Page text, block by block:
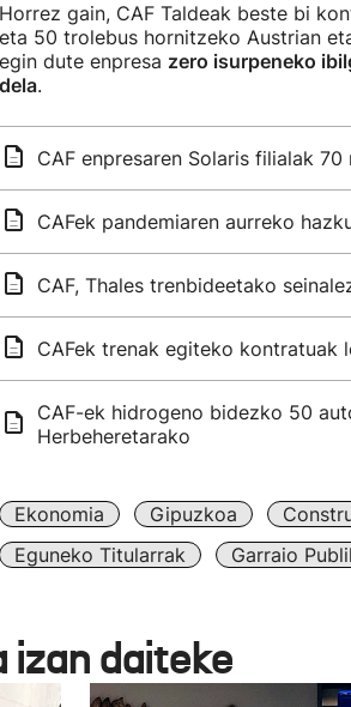
Horrez gain, CAF Taldeak beste bi
eta 50 trolebus hornitzeko Austrian
egin dute enpresa zero isurpeneko
dela.
CAF enpresaren Solaris filialak
CAFek pandemiaren aurreko
CAF, Thales trenbideetako
CAFek trenak egiteko kontratuak
CAF-ek hidrogeno bidezko 50
Herbeheretarako
Ekonomia Gipuzkoa
Eguneko Titularrak
Garraio
izan daiteke